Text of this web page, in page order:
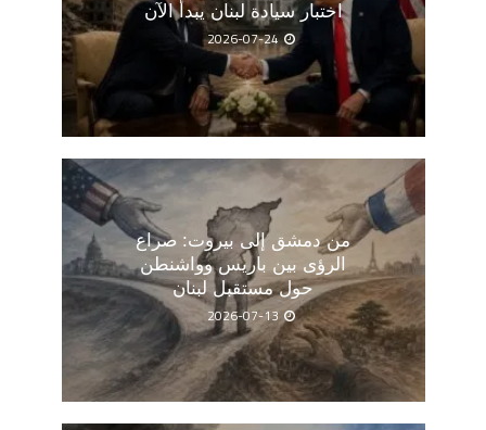
اختبار سيادة لبنان يبدأ الآن
2026-07-24
من دمشق إلى بيروت: صراع
الرؤى بين باريس وواشنطن
حول مستقبل لبنان
2026-07-13